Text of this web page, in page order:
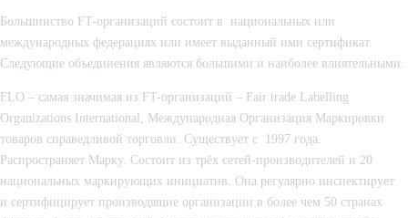
Большинство FT-организаций состоит в  национальных или
международных федерациях или имеет выданный ими сертификат.
Следующие объединения являются большими и наиболее влиятельными.
FLO – самая значимая из FT-организаций – Fair trade Labelling
Organizations International, Международная Организация Маркировки
товаров справедливой торговли. Существует с  1997 года.
Распространяет Марку. Состоит из трёх сетей-производителей и 20
национальных маркирующих инициатив. Она регулярно инспектирует
и сертифицирует производящие организации в более чем 50 странах